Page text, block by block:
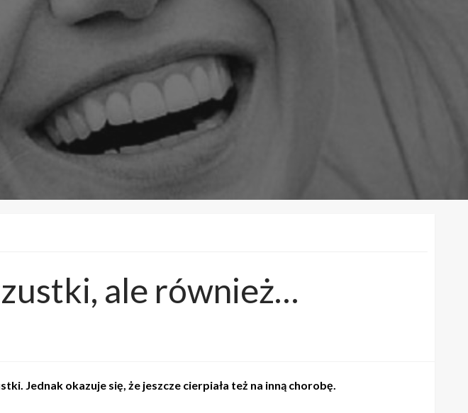
ale również…
Jednak okazuje się, że jeszcze cierpiała też na inną chorobę.